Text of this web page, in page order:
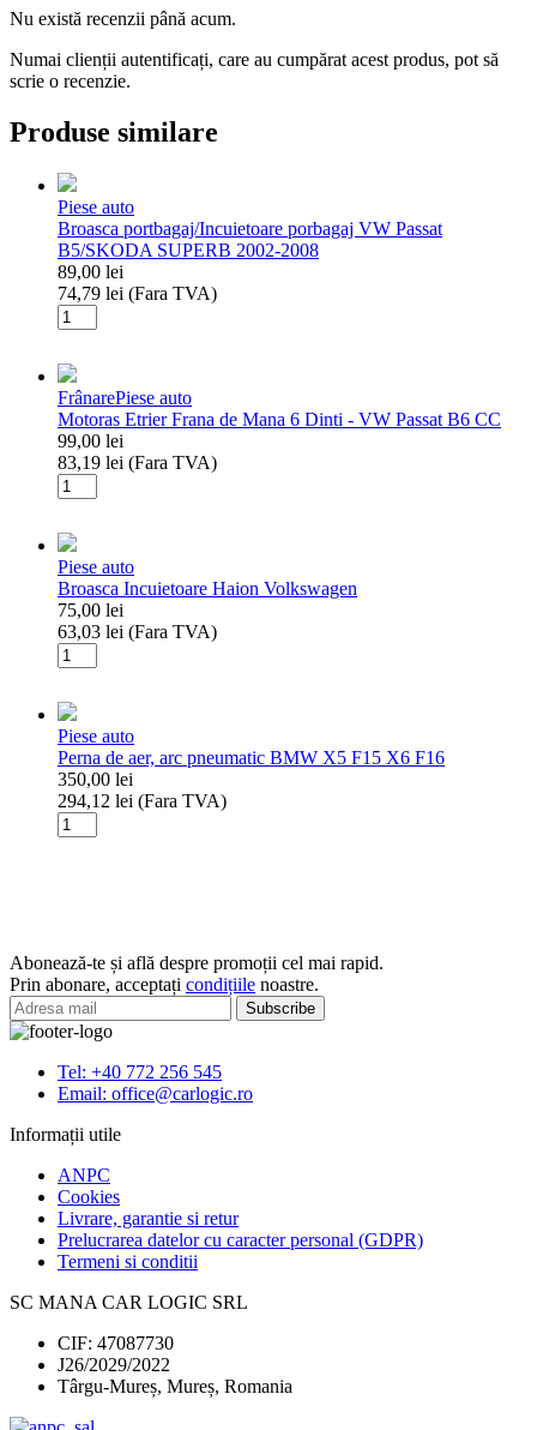
Nu există recenzii până acum.
Numai clienții autentificați, care au cumpărat acest produs, pot să
scrie o recenzie.
Produse similare
Piese auto
Broasca portbagaj/Incuietoare porbagaj VW Passat
B5/SKODA SUPERB 2002-2008
89,00 lei
74,79 lei (Fara TVA)
Cantitate
Broasca
porbagaj
VW
Passat
B5/SKODA
SUPERB
2002-
FrânarePiese auto
Motoras Etrier Frana de Mana 6 Dinti - VW Passat B6 CC
99,00 lei
83,19 lei (Fara TVA)
Cantitate
Motoras
Frana
de
Mana
6
Dinti
Passat
B6
CC
Piese auto
Broasca Incuietoare Haion Volkswagen
75,00 lei
63,03 lei (Fara TVA)
Cantitate
Broasca
Haion
Volkswagen
Piese auto
Perna de aer, arc pneumatic BMW X5 F15 X6 F16
350,00 lei
294,12 lei (Fara TVA)
Cantitate
Perna
X5
F15
X6
F16
Abonează-te și află despre promoții cel mai rapid.
Prin abonare, acceptați condițiile noastre.
Tel: +40 772 256 545
Email: office@carlogic.ro
Informații utile
ANPC
Cookies
Livrare, garantie si retur
Prelucrarea datelor cu caracter personal (GDPR)
Termeni si conditii
SC MANA CAR LOGIC SRL
CIF: 47087730
J26/2029/2022
Târgu-Mureș, Mureș, Romania